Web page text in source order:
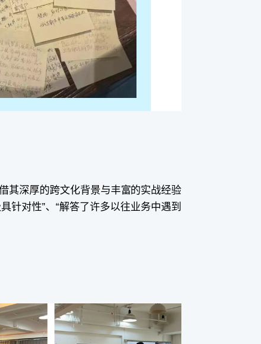
其深厚的跨文化背景与丰富的实战经验
针对性”、“解答了许多以往业务中遇到